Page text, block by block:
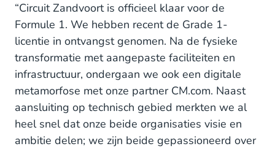
“Circuit Zandvoort is officieel klaar voor de
Formule 1. We hebben recent de Grade 1-
licentie in ontvangst genomen. Na de fysieke
transformatie met aangepaste faciliteiten en
infrastructuur, ondergaan we ook een digitale
metamorfose met onze partner CM.com. Naast
aansluiting op technisch gebied merkten we al
heel snel dat onze beide organisaties visie en
ambitie delen; we zijn beide gepassioneerd over